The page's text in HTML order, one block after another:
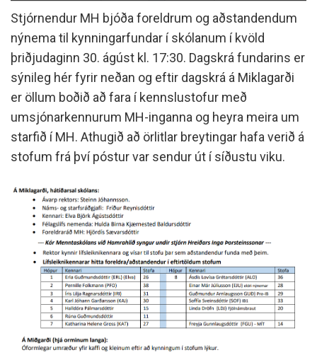
Stjórnendur MH bjóða foreldrum og aðstandendum
nýnema til kynningarfundar í skólanum í kvöld
þriðjudaginn 30. ágúst kl. 17:30. Dagskrá fundarins er
sýnileg hér fyrir neðan og eftir dagskrá á Miklagarði
er öllum boðið að fara í kennslustofur með
umsjónarkennurum MH-inganna og heyra meira um
starfið í MH. Athugið að örlitlar breytingar hafa verið á
stofum frá því póstur var sendur út í síðustu viku.